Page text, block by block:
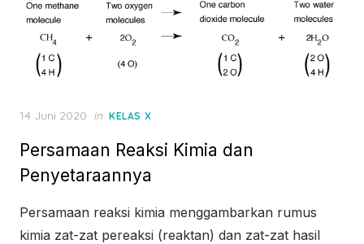
Posted
14 Juni 2020 in KELAS X
Persamaan Reaksi Kimia dan
Penyetaraannya
Persamaan reaksi kimia menggambarkan rumus
kimia zat-zat pereaksi (reaktan) dan zat-zat hasil